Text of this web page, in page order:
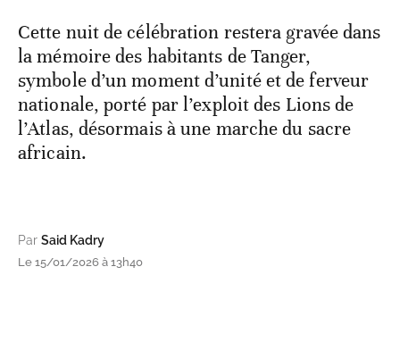
Cette nuit de célébration restera gravée dans
la mémoire des habitants de Tanger,
symbole d’un moment d’unité et de ferveur
nationale, porté par l’exploit des Lions de
l’Atlas, désormais à une marche du sacre
africain.
Par Said Kadry
Le 15/01/2026 à 13h40